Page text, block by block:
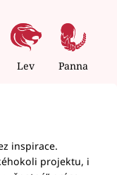
Lev Panna
inspirace.
projektu, i